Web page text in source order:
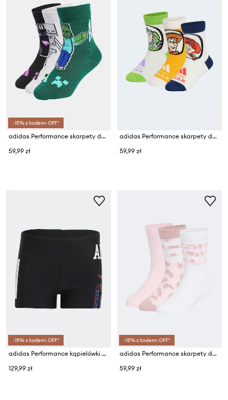
-15% z kodem: OFF*
adidas Performance skarpety dziecięce MINECRAFT 3-pack
59,99 zł
adidas Performance skarpety dziecięce PIXAR TOY STORY 3-pack
59,99 zł
-15% z kodem: OFF*
adidas Performance kąpielówki dziecięce MARVEL SPIDER-MAN
129,99 zł
-15% z kodem: OFF*
adidas Performance skarpety dziecięce 3-pack
59,99 zł